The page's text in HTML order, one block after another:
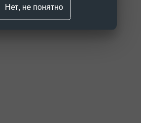
Нет, не понятно